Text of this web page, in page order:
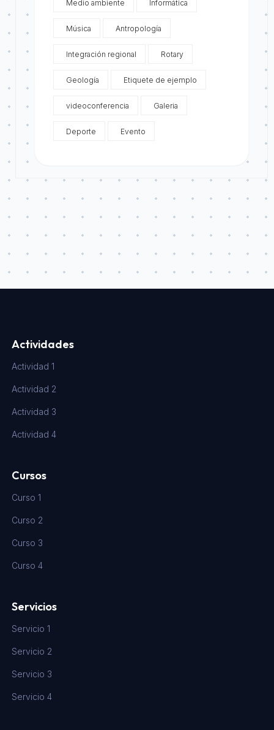
Medio ambiente Informática
Música Antropología
Integración regional Rotary
Geología Etiquete de ejemplo
videoconferencia Galeria
Deporte Evento
Actividades
Actividad 1
Actividad 2
Actividad 3
Actividad 4
Cursos
Curso 1
Curso 2
Curso 3
Curso 4
Servicios
Servicio 1
Servicio 2
Servicio 3
Servicio 4